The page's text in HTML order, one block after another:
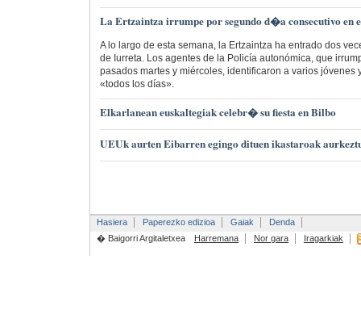
La Ertzaintza irrumpe por segundo d�a consecutivo en
A lo largo de esta semana, la Ertzaintza ha entrado dos
de Iurreta. Los agentes de la Policía autonómica, que
pasados martes y miércoles, identificaron a varios jóvenes
«todos los días».
Elkarlanean euskaltegiak celebr� su fiesta en Bilbo
UEUk aurten Eibarren egingo dituen ikastaroak
Hasiera Paperezko edizioa Gaiak
Denda
� Baigorri Argitaletxea
Harremana Nor gara Iragarkiak